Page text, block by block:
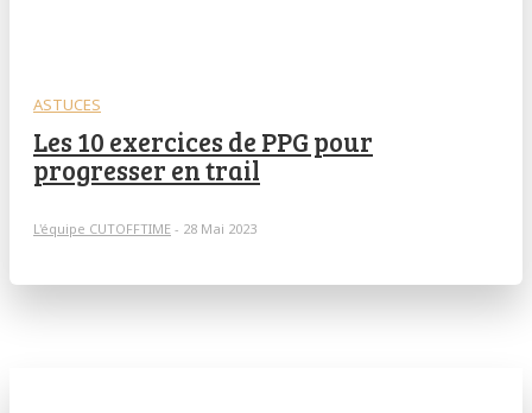
ASTUCES
Les 10 exercices de PPG pour
progresser en trail
L'équipe CUTOFFTIME - 28 Mai 2023